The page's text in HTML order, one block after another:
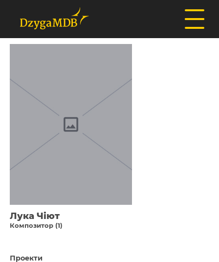
Лука Чіют
Композитор (1)
Проекти